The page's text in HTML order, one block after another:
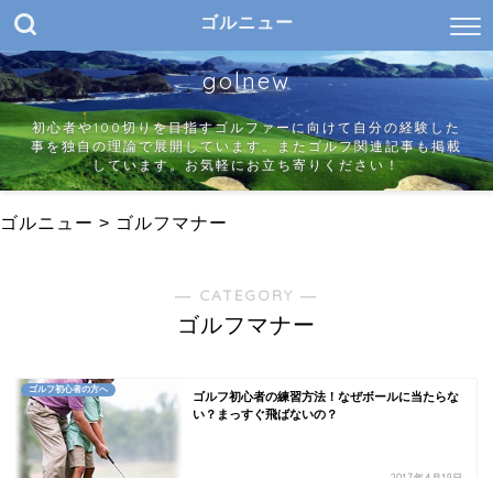
ゴルニュー
golnew
初心者や100切りを目指すゴルファーに向けて自分の経験した
事を独自の理論で展開しています。またゴルフ関連記事も掲載
しています。お気軽にお立ち寄りください！
ゴルニュー > ゴルフマナー
― CATEGORY ―
ゴルフマナー
ゴルフ初心者の方へ
ゴルフ初心者の練習方法！なぜボールに当たらな
い？まっすぐ飛ばないの？